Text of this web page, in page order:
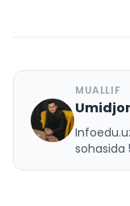
U
MUALLIF
sohasida